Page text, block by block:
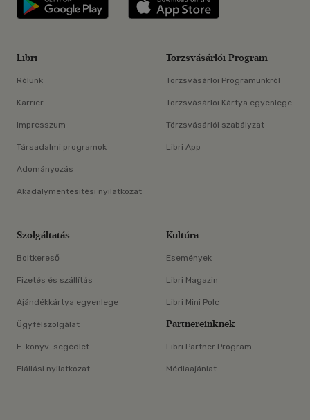
Libri
Rólunk
Karrier
Impresszum
Társadalmi programok
Adományozás
Akadálymentesítési nyilatkozat
Törzsvásárlói Program
Törzsvásárlói Programunkról
Törzsvásárlói Kártya egyenlege
Törzsvásárlói szabályzat
Libri App
Szolgáltatás
Boltkereső
Fizetés és szállítás
Ajándékkártya egyenlege
Ügyfélszolgálat
E-könyv-segédlet
Elállási nyilatkozat
Kultúra
Események
Libri Magazin
Libri Mini Polc
Partnereinknek
Libri Partner Program
Médiaajánlat